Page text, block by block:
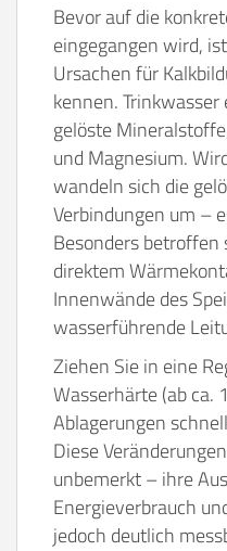
Bevor auf die
eingegangen wird,
Ursachen für
kennen.
gelöste
und Magnesium.
wandeln sich die
Verbindungen um –
Besonders
direktem
Innenwände des
wasserführende
Ziehen Sie in eine
Wasserhärte (ab ca.
Ablagerungen
Diese
unbemerkt – ihre
Energieverbrauch
jedoch deutlich